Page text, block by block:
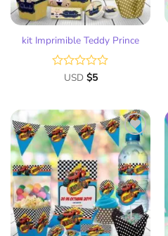
kit Imprimible Teddy Prince
Valorado
de
5
USD $5
Añadir
a la
lista
de
deseos